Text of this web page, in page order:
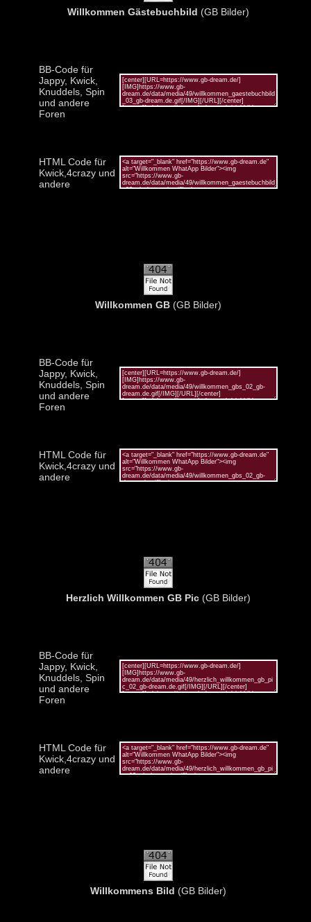
Willkommen Gästebuchbild (GB Bilder)
BB-Code für
Jappy, Kwick,
Knuddels, Spin
und andere
Foren
HTML Code für
Kwick,4crazy und
andere
Willkommen GB(GB Bilder)
BB-Code für
Jappy, Kwick,
Knuddels, Spin
und andere
Foren
HTML Code für
Kwick,4crazy und
andere
Herzlich Willkommen GB Pic(GB Bilder)
BB-Code für
Jappy, Kwick,
Knuddels, Spin
und andere
Foren
HTML Code für
Kwick,4crazy und
andere
Willkommens Bild (GB Bilder)